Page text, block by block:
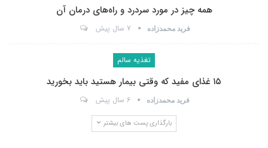
همه چیز در مورد سردرد و راه‌های درمان آن
فرید محمدزاده 7 سال پیش
تغذیه سالم
۱۵ غذای مفید که وقتی بیمار هستید باید بخورید
فرید محمدزاده 6 سال پیش
بارگذاری پست های بیشتر